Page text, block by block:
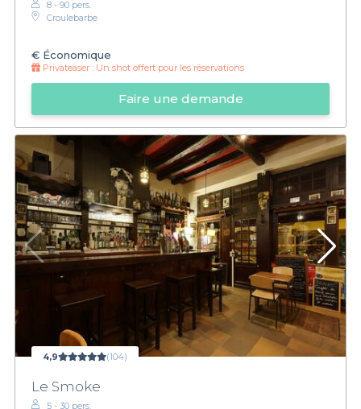
8 - 90 pers.
Croulebarbe
€ Économique
Privateaser : Un shot offert pour les réservations
Faire une demande
4,9 (104)
Le Smoke
5 - 30 pers.